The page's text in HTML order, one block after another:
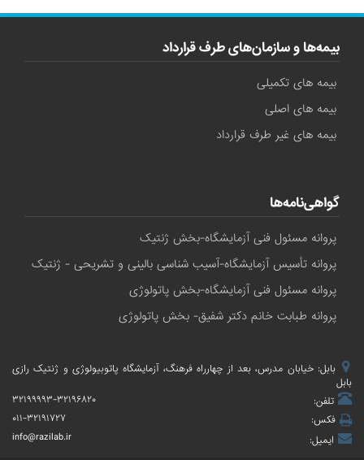
بیمه‌ها و سازمان‌های طرف قرارداد
بیمه های تکمیلی
بیمه های اصلی
بیمه های غیر طرف قرارداد
گواهی‌نامه‌ها
پروانه مسئول فنی آزمایشگاه-بخش ژنتیک
پروانه تأسیس آزمایشگاه-آسیب شناسی بالینی و تشریحی - ژنتیک
پروانه مسئول فنی آزمایشگاه-بخش پاتولوژی
پروانه طبابت خانم دکتر شفیق- بخش پاتولوژی
بابل: خیابان مدرس، بعد از چهارراه فرهنگ، آزمایشگاه پاتوبیولوژی و ژنتیک رازی
بابل
تلفن:
۳۲۱۹۹۹۹۳-۳۲۱۹۶۸۲۰
فکس:
۰۱۱-۳۲۱۹۱۷۲۷
ایمیل:
info@razilab.ir